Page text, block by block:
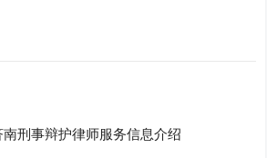
南刑事辩护律师服务信息介绍